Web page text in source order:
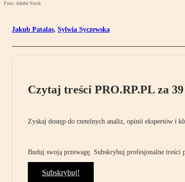
Foto: Adobe Stock
Jakub Patalas, Sylwia Syczewska
Czytaj treści PRO.RP.PL za 39
Zyskaj dostęp do rzetelnych analiz, opinii ekspertów i
Buduj swoją przewagę. Subskrybuj profesjonalne treści
Subskrybuj!